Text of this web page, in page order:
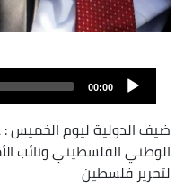
Fichier
audio
00:00
ضيف الدولية ليوم
الوطني الفلسطيني ونائب
لتحرير فلسطين